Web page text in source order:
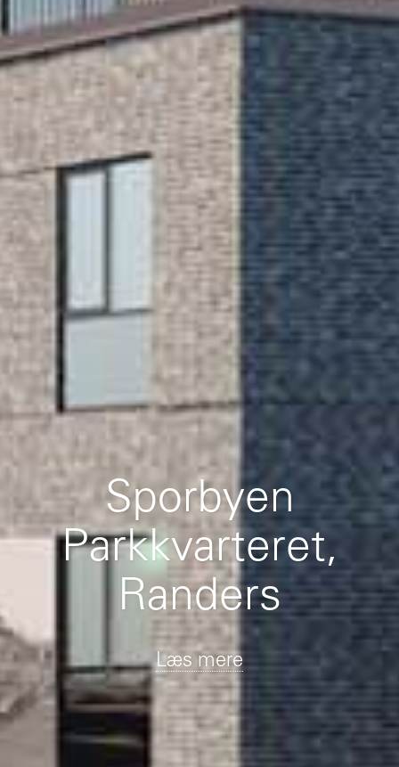
Sporbyen
Parkkvarteret,
Randers
Læs mere